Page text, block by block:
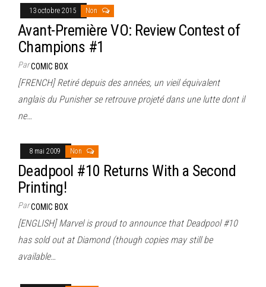
13 octobre 2015 Non
Avant-Première VO: Review Contest of
Champions #1
ParCOMIC BOX
[FRENCH] Retiré depuis des années, un vieil équivalent
anglais du Punisher se retrouve projeté dans une lutte dont il
ne…
8 mai 2009 Non
Deadpool #10 Returns With a Second
Printing!
ParCOMIC BOX
[ENGLISH] Marvel is proud to announce that Deadpool #10
has sold out at Diamond (though copies may still be
available…